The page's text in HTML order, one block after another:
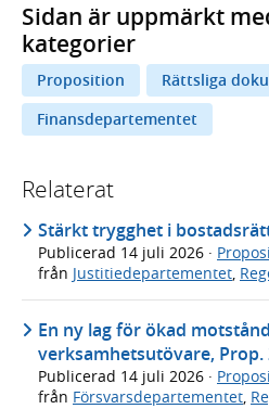
Sidan är uppmärkt
kategorier
Proposition
Rättsliga
Finansdepartementet
Relaterat
Stärkt trygghet i
Publicerad 14 juli 2026 ·
från Justitiedepartementet,
En ny lag för ökad
verksamhetsutövare, Prop.
Publicerad 14 juli 2026 ·
från Försvarsdepartementet